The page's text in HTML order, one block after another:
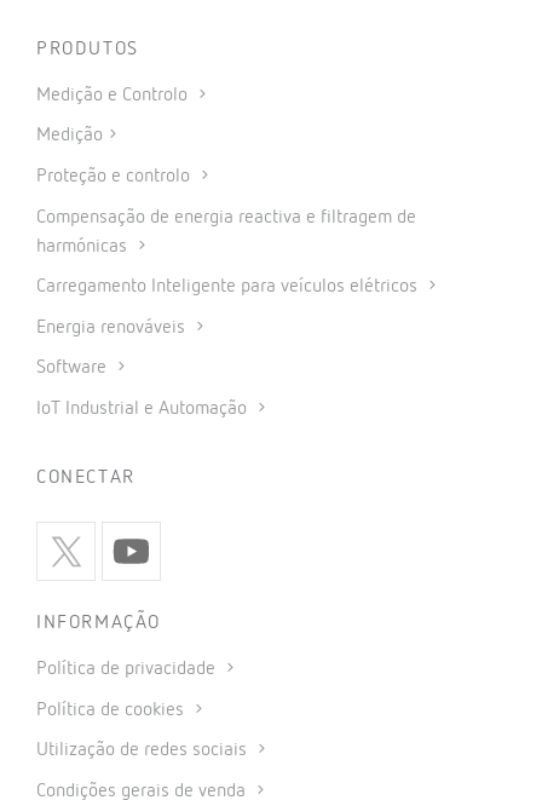
PRODUTOS
Medição e Controlo
Medição
Proteção e controlo
Compensação de energia reactiva e filtragem de
harmónicas
Carregamento Inteligente para veículos elétricos
Energia renováveis
Software
IoT Industrial e Automação
CONECTAR
INFORMAÇÃO
Política de privacidade
Política de cookies
Utilização de redes sociais
Condições gerais de venda